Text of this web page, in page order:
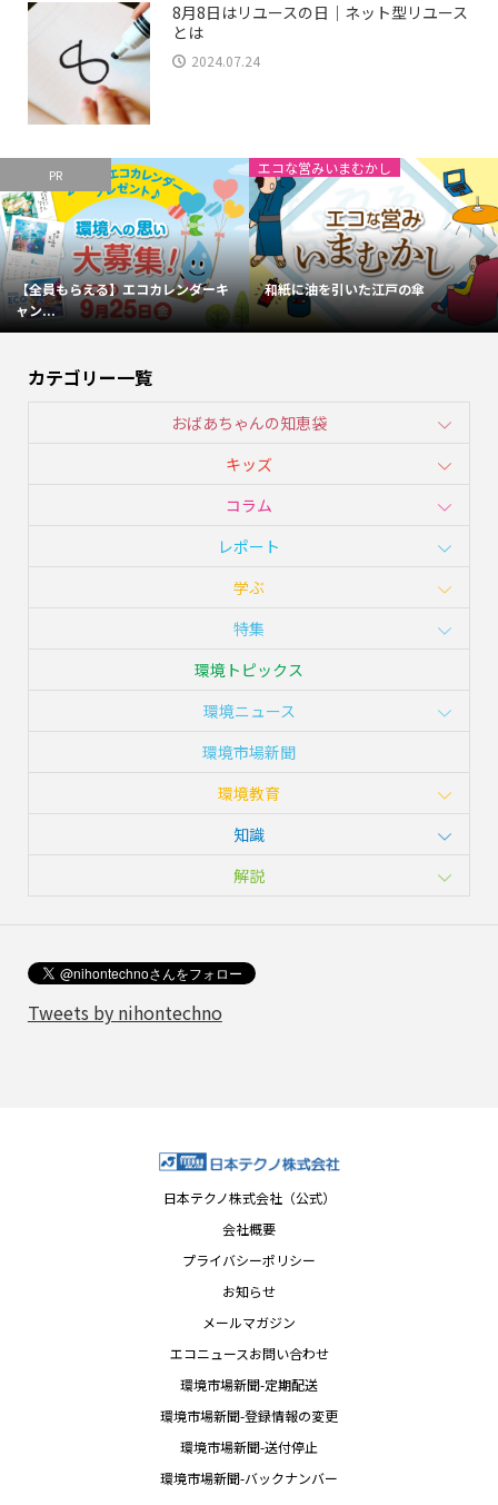
8月8日はリユースの日｜ネット型リユース
とは
2024.07.24
PR
【全員もらえる】エコカレンダーキ
ャン...
エコな営みいまむかし
和紙に油を引いた江戸の傘
カテゴリー一覧
おばあちゃんの知恵袋
キッズ
コラム
レポート
学ぶ
特集
環境トピックス
環境ニュース
環境市場新聞
環境教育
知識
解説
Tweets by nihontechno
日本テクノ株式会社（公式）
会社概要
プライバシーポリシー
お知らせ
メールマガジン
エコニュースお問い合わせ
環境市場新聞-定期配送
環境市場新聞-登録情報の変更
環境市場新聞-送付停止
環境市場新聞-バックナンバー